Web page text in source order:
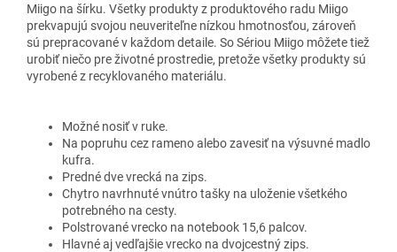
Miigo na šírku. Všetky produkty z produktového radu Miigo
prekvapujú svojou neuveriteľne nízkou hmotnosťou, zároveň
sú prepracované v každom detaile. So Sériou Miigo môžete tiež
urobiť niečo pre životné prostredie, pretože všetky produkty sú
vyrobené z recyklovaného materiálu.
Možné nosiť v ruke.
Na popruhu cez rameno alebo zavesiť na výsuvné madlo
kufra.
Predné dve vrecká na zips.
Chytro navrhnuté vnútro tašky na uloženie všetkého
potrebného na cesty.
Polstrované vrecko na notebook 15,6 palcov.
Hlavné aj vedľajšie vrecko na dvojcestný zips.